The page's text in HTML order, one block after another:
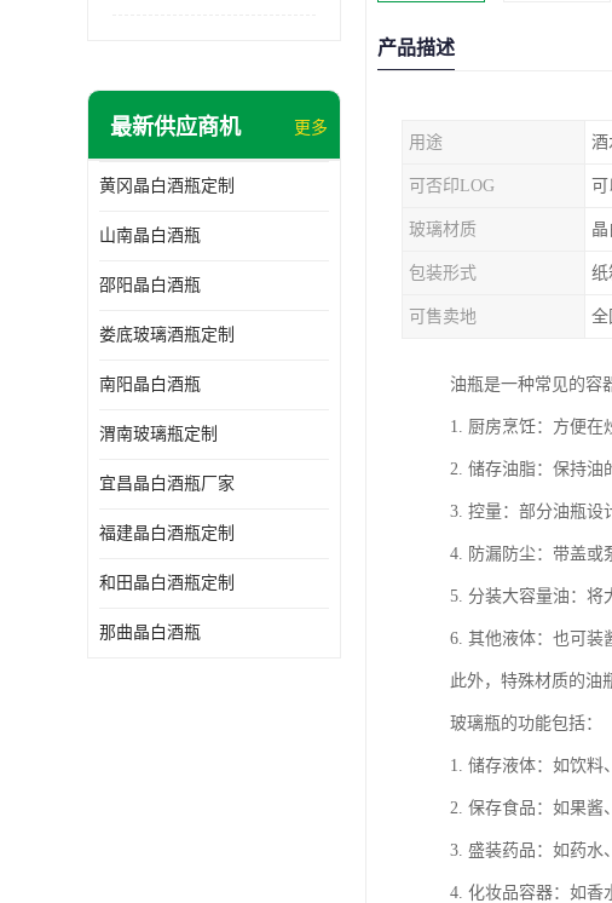
最新供应商机 更多
黄冈晶白酒瓶定制
山南晶白酒瓶
邵阳晶白酒瓶
娄底玻璃酒瓶定制
南阳晶白酒瓶
渭南玻璃瓶定制
宜昌晶白酒瓶厂家
福建晶白酒瓶定制
和田晶白酒瓶定制
那曲晶白酒瓶
产品描述
用途 酒
可否印LOG 可
玻璃材质 晶
包装形式 纸
可售卖地 全
油瓶是一种常见的容
1. 厨房烹饪：方便在
2. 储存油脂：保持油
3. 控量：部分油瓶设
4. 防漏防尘：带盖或
5. 分装大容量油：将
6. 其他液体：也可装
此外，特殊材质的油
玻璃瓶的功能包括：
1. 储存液体：如饮料
2. 保存食品：如果酱
3. 盛装药品：如药水
4. 化妆品容器：如香